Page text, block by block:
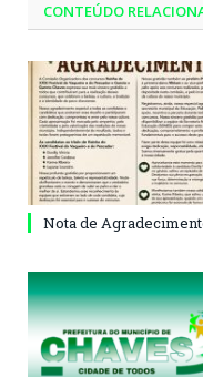
CONTEÚDO
Nota de